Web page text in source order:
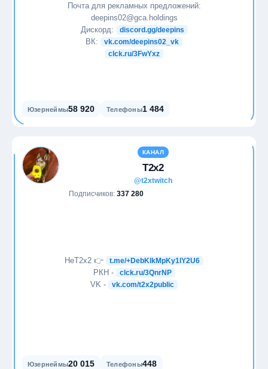
Почта для рекламных предложений:
deepins02@gca.holdings
Дискорд:
discord.gg/deepins
ВК:
vk.com/deepins02_vk
clck.ru/3FwYxz
Юзернеймы58 920 Телефоны1 484
КАНАЛ
T2x2
@t2xtwitch
Подписчиков: 337 280
НеT2x2 👉 t.me/+DebKlkMpKy1lY2U6
РКН - clck.ru/3QnrNP
VK - vk.com/t2x2public
Юзернеймы20 015 Телефоны448